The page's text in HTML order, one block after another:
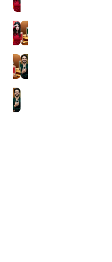
Kobiety
Zaperfumowanie 35%
Mężczyźni